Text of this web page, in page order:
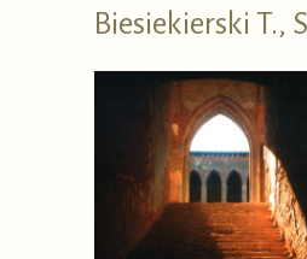
Biesiekierski T.,